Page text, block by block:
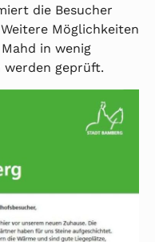
die Besucher
Möglichkeiten
in wenig
werden geprüft.